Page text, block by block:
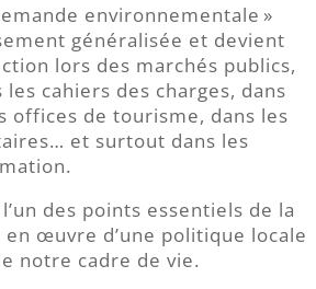
environnementale »
généralisée et devient
lors des marchés publics,
cahiers des charges, dans
offices de tourisme, dans les
et surtout dans les
des points essentiels de la
œuvre d’une politique locale
notre cadre de vie.